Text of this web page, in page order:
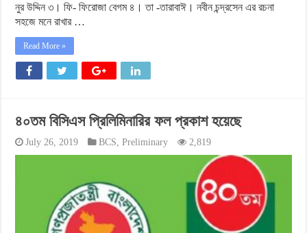
নুর উদ্দিন ৩। ফি- ফিরোজা বেগম ৪। তা -তারাবাঈ। নবীন চন্দ্রসেন এর রচনা
সহজে মনে রাখার …
Read More »
৪০তম বিসিএস প্রিলিমিনারির ফল প্রকাশ হয়েছে
July 26, 2019 BCS ,Preliminary 2,819